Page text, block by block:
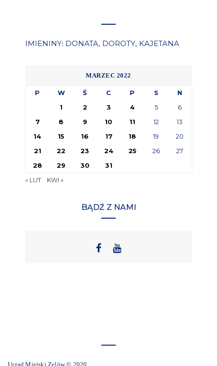
IMIENINY: DONATA, DOROTY, KAJETANA
MARZEC 2022
P W Ś C P S
N
1
2 3 4 5
6
7
8 9 10 11 12
13
14
15 16 17 18 19
20
21
22 23 24 25 26
27
28
29 30
31
« LUT
KWI »
BĄDŹ Z NAMI
Urząd Miejski Zelów © 2020